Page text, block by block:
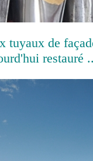
tuyaux de
restauré